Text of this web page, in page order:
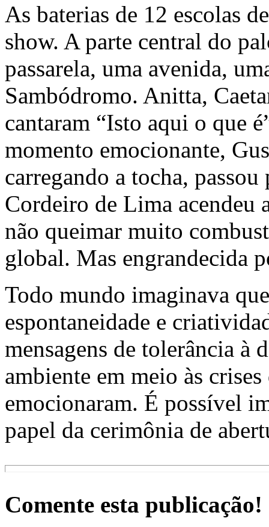
As baterias de 12 escolas
show. A parte central do
passarela, uma avenida,
Sambódromo. Anitta,
cantaram “Isto aqui o que
momento emocionante,
carregando a tocha,
Cordeiro de Lima acendeu
não queimar muito
global. Mas engrandecida
Todo mundo imaginava
espontaneidade e
mensagens de tolerância à
ambiente em meio às
emocionaram. É possível
papel da cerimônia de
Comente esta publicação!